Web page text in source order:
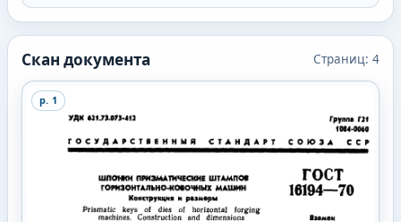
Скан документа Страниц:4
p. 1